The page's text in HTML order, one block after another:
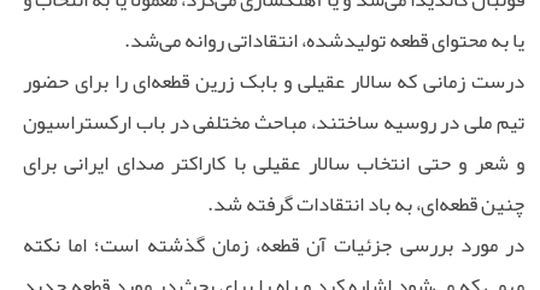
یا به محتوای قطعه تولیدشده، انتقاداتی روانه می‌شد.
درست زمانی که سالار عقیلی و بابک زرین قطعه‌ای را برای حضور
تیم ملی در روسیه ساختند، مباحث مختلفی در باب ارکستراسیون
و شعر و حتی انتخاب سالار عقیلی با کاراکتر صدای ایرانی برای
چنین قطعه‌ای، به باد انتقادات گرفته شد.
در مورد بررسی جزئیات آن قطعه، زمان گذشته است؛ اما نکته